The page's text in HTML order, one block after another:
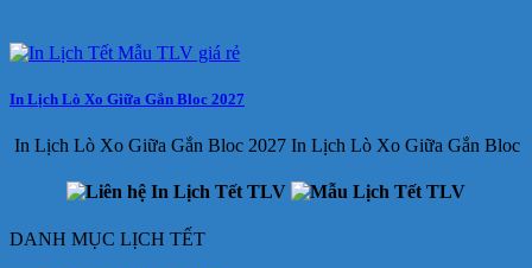
In Lịch Lò Xo Giữa Gắn Bloc 2027
In Lịch Lò Xo Giữa Gắn Bloc 2027 In Lịch Lò Xo Giữa Gắn Bloc
DANH MỤC LỊCH TẾT